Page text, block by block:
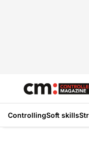
ControllingSoft skills